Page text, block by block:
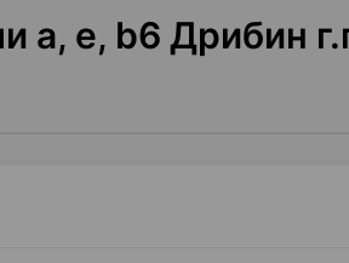
a, e, b6 Дрибин